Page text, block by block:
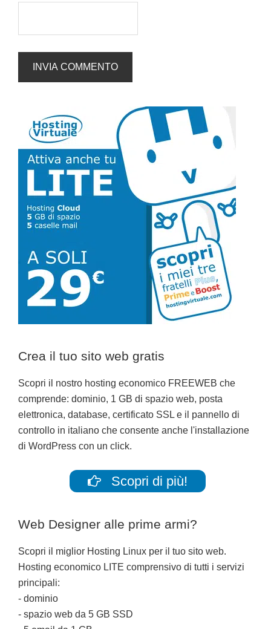
Barra
laterale
primaria
Crea il tuo sito web gratis
Scopri il nostro hosting economico FREEWEB che
comprende: dominio, 1 GB di spazio web, posta
elettronica, database, certificato SSL e il pannello di
controllo in italiano che consente anche l'installazione
di WordPress con un click.
Scopri di più!
Web Designer alle prime armi?
Scopri il miglior Hosting Linux per il tuo sito web.
Hosting economico LITE comprensivo di tutti i servizi
principali:
- dominio
- spazio web da 5 GB SSD